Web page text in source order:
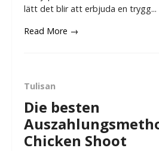
lätt det blir att erbjuda en trygg...
Read More →
Tulisan
Die besten
Chicken Shoot